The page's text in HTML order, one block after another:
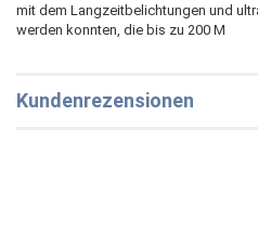
mit dem Langzeitbelichtungen und
werden konnten, die bis zu 200 M
Kundenrezensionen